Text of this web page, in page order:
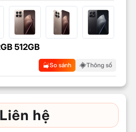
Liên hệ
512GB
So sánh Thông số